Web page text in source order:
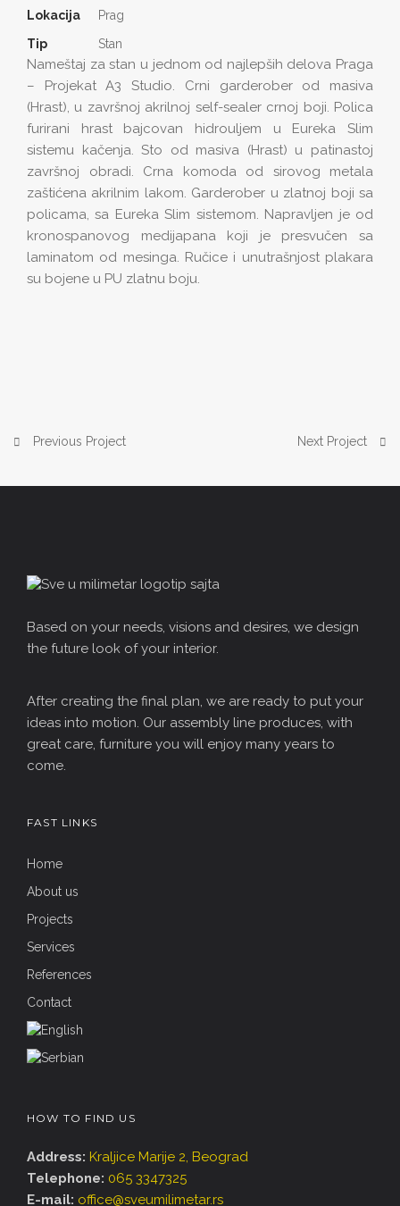
Lokacija
Prag
Tip
Stan
Nameštaj za stan u jednom od najlepših delova Praga
– Projekat A3 Studio. Crni garderober od masiva
(Hrast), u završnoj akrilnoj self-sealer crnoj boji. Polica
furirani hrast bajcovan hidrouljem u Eureka Slim
sistemu kačenja. Sto od masiva (Hrast) u patinastoj
završnoj obradi. Crna komoda od sirovog metala
zaštićena akrilnim lakom. Garderober u zlatnoj boji sa
policama, sa Eureka Slim sistemom. Napravljen je od
kronospanovog medijapana koji je presvučen sa
laminatom od mesinga. Ručice i unutrašnjost plakara
su bojene u PU zlatnu boju.
Previous Project Next Project
Based on your needs, visions and desires, we design
the future look of your interior.
After creating the final plan, we are ready to put your
ideas into motion. Our assembly line produces, with
great care, furniture you will enjoy many years to
come.
FAST LINKS
Home
About us
Projects
Services
References
Contact
HOW TO FIND US
Address: Kraljice Marije 2, Beograd
Telephone: 065 3347325
E-mail: office@sveumilimetar.rs